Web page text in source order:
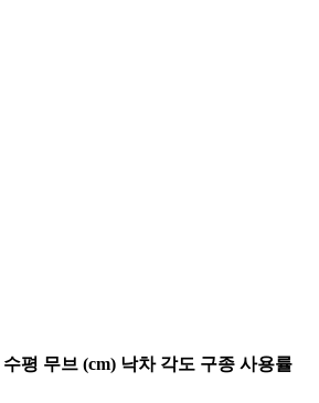
수평 무브 (cm) 낙차 각도 구종 사용률